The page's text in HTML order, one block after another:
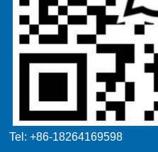
Tel: +86-18264169598